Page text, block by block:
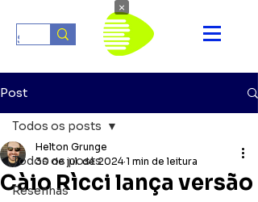
Post
Todos os posts
Resenhas
Todos os posts
Càio Rìcci lança versão
Helton Grunge
30 de jul. de 2024 1 min de leitura
×